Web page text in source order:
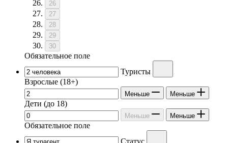
26
27
28
29
30
Обязательное поле
Туристы
Взрослые (18+)
Меньше Меньше
Дети (до 18)
Меньше Меньше
Обязательное поле
Статус